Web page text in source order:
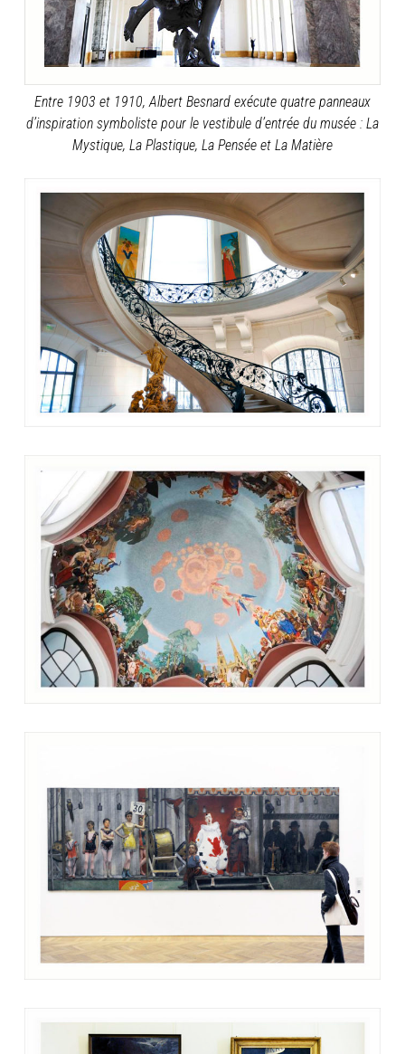
Entre 1903 et 1910, Albert Besnard exécute quatre panneaux
d’inspiration symboliste pour le vestibule d’entrée du musée : La
Mystique, La Plastique, La Pensée et La Matière